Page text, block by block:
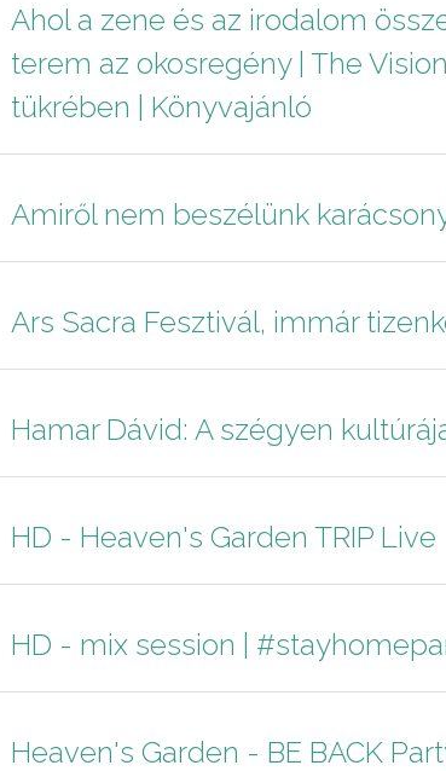
Ahol a zene és az irodalom
terem az okosregény | The
tükrében | Könyvajánló
Amiről nem beszélünk
Ars Sacra Fesztivál, immár
Hamar Dávid: A szégyen
HD - Heaven's Garden TRIP Live
HD - mix session |
Heaven's Garden - BE BACK